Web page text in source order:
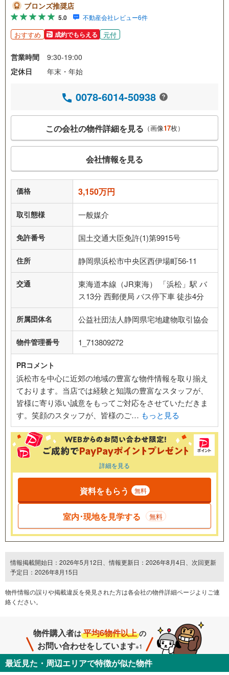
ブロンズ推奨店
5.0 不動産会社レビュー6件
おすすめ 成約でもらえる 元付
営業時間
9:30-19:00
定休日
年末・年始
0078-6014-50938
この会社の物件詳細を見る （画像17枚）
会社情報を見る
価格 3,150万円
取引態様 一般媒介
免許番号 国土交通大臣免許(1)第9915号
住所 静岡県浜松市中央区西伊場町56-11
交通
東海道本線（JR東海） 「浜松」駅 バ
ス13分 西郵便局 バス停下車 徒歩4分
所属団体名 公益社団法人静岡県宅地建物取引協会
物件管理番号 1_713809272
PRコメント
浜松市を中心に近郊の地域の豊富な物件情報を取り揃え
ております。当店では経験と知識の豊富なスタッフが、
皆様に寄り添い誠意をもってご対応をさせていただきま
す。笑顔のスタッフが、皆様のご… もっと見る
詳細を見る
資料をもらう 無料
室内･現地を見学する 無料
情報掲載開始日：2026年5月12日、情報更新日：2026年8月4日、次回更新
予定日：2026年8月15日
物件情報の誤りや掲載違反を発⾒された方は各会社の物件詳細ページよりご連
絡ください。
物件購入者は 平均6物件以上 の
お問い合わせをしています※1
最近見た・周辺エリアで特徴が似た物件